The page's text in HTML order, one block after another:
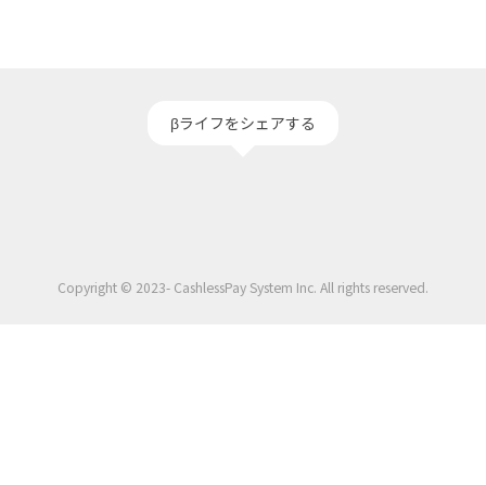
βライフをシェアする
Copyright © 2023- CashlessPay System Inc. All rights reserved.